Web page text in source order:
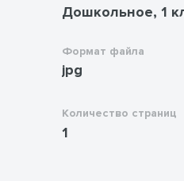
Дошкольное, 1
Формат файла
jpg
Количество страниц
1